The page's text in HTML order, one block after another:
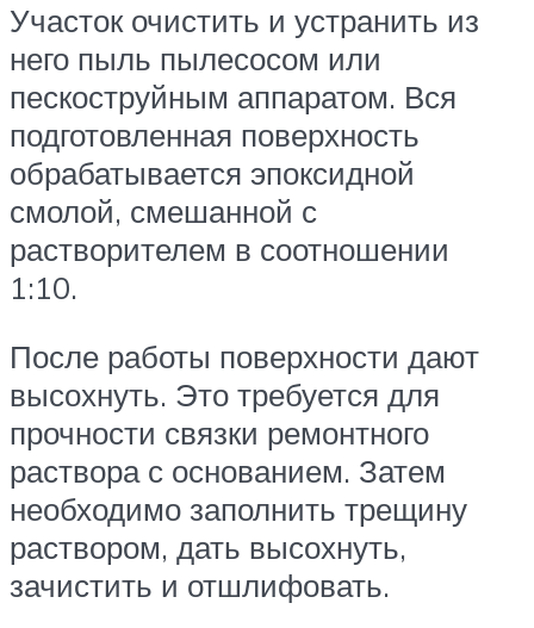
Участок очистить и устранить из
него пыль пылесосом или
пескоструйным аппаратом. Вся
подготовленная поверхность
обрабатывается эпоксидной
смолой, смешанной с
растворителем в соотношении
1:10.
После работы поверхности дают
высохнуть. Это требуется для
прочности связки ремонтного
раствора с основанием. Затем
необходимо заполнить трещину
раствором, дать высохнуть,
зачистить и отшлифовать.